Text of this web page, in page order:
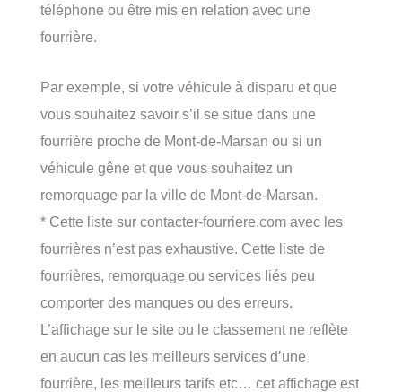
téléphone ou être mis en relation avec une
fourrière.
Par exemple, si votre véhicule à disparu et que
vous souhaitez savoir s’il se situe dans une
fourrière proche de Mont-de-Marsan ou si un
véhicule gêne et que vous souhaitez un
remorquage par la ville de Mont-de-Marsan.
* Cette liste sur contacter-fourriere.com avec les
fourrières n’est pas exhaustive. Cette liste de
fourrières, remorquage ou services liés peu
comporter des manques ou des erreurs.
L’affichage sur le site ou le classement ne reflète
en aucun cas les meilleurs services d’une
fourrière, les meilleurs tarifs etc… cet affichage est